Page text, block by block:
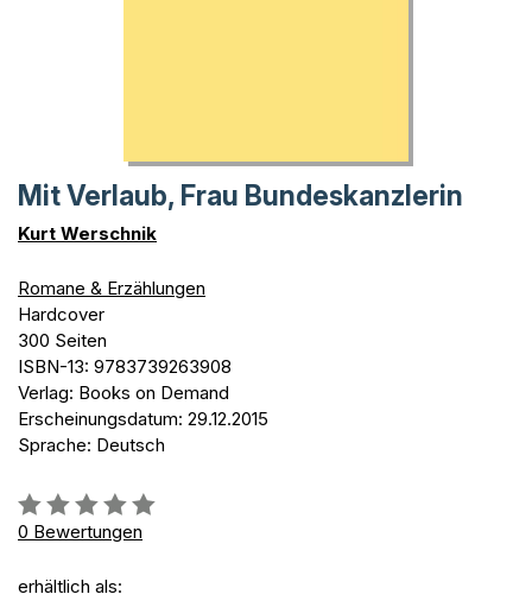
Mit Verlaub, Frau Bundeskanzlerin
Kurt Werschnik
Romane & Erzählungen
Hardcover
300 Seiten
ISBN-13: 9783739263908
Verlag: Books on Demand
Erscheinungsdatum: 29.12.2015
Sprache: Deutsch
Bewertung::
0%
0 Bewertungen
erhältlich als: